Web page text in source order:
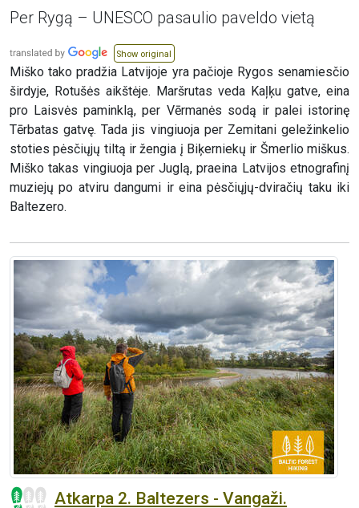
Per Rygą – UNESCO pasaulio paveldo vietą
Show original
Miško tako pradžia Latvijoje yra pačioje Rygos senamiesčio
širdyje, Rotušės aikštėje. Maršrutas veda Kaļķu gatve, eina
pro Laisvės paminklą, per Vērmanės sodą ir palei istorinę
Tērbatas gatvę. Tada jis vingiuoja per Zemitani geležinkelio
stoties pėsčiųjų tiltą ir žengia į Biķerniekų ir Šmerlio miškus.
Miško takas vingiuoja per Juglą, praeina Latvijos etnografinį
muziejų po atviru dangumi ir eina pėsčiųjų-dviračių taku iki
Baltezero.
Atkarpa 2. Baltezers - Vangaži.